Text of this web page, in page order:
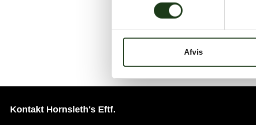
Afvis
Vi er her for at hjælpe dig. Du
Kontakt Hornsleth's Eftf.